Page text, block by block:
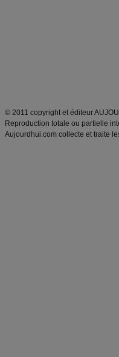
© 2011 copyright et éditeur
Reproduction totale ou partielle
Aujourdhui.com collecte et traite